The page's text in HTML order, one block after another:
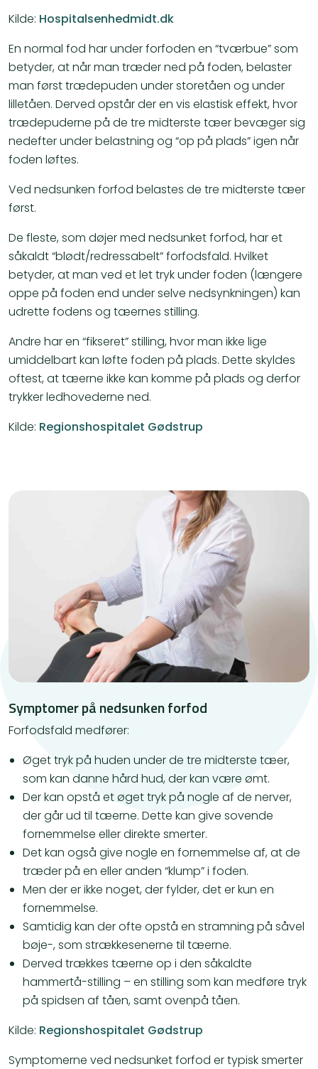
Kilde: Hospitalsenhedmidt.dk
En normal fod har under forfoden en “tværbue” som
betyder, at når man træder ned på foden, belaster
man først trædepuden under storetåen og under
lilletåen. Derved opstår der en vis elastisk effekt, hvor
trædepuderne på de tre midterste tæer bevæger sig
nedefter under belastning og “op på plads” igen når
foden løftes.
Ved nedsunken forfod belastes de tre midterste tæer
først.
De fleste, som døjer med nedsunket forfod, har et
såkaldt “blødt/redressabelt” forfodsfald. Hvilket
betyder, at man ved et let tryk under foden (længere
oppe på foden end under selve nedsynkningen) kan
udrette fodens og tæernes stilling.
Andre har en “fikseret” stilling, hvor man ikke lige
umiddelbart kan løfte foden på plads. Dette skyldes
oftest, at tæerne ikke kan komme på plads og derfor
trykker ledhovederne ned.
Kilde: Regionshospitalet Gødstrup
Symptomer på nedsunken forfod
Forfodsfald medfører:
Øget tryk på huden under de tre midterste tæer,
som kan danne hård hud, der kan være ømt.
Der kan opstå et øget tryk på nogle af de nerver,
der går ud til tæerne. Dette kan give sovende
fornemmelse eller direkte smerter.
Det kan også give nogle en fornemmelse af, at de
træder på en eller anden “klump” i foden.
Men der er ikke noget, der fylder, det er kun en
fornemmelse.
Samtidig kan der ofte opstå en stramning på såvel
bøje-, som strækkesenerne til tæerne.
Derved trækkes tæerne op i den såkaldte
hammertå-stilling – en stilling som kan medføre tryk
på spidsen af tåen, samt ovenpå tåen.
Kilde: Regionshospitalet Gødstrup
Symptomerne ved nedsunket forfod er typisk smerter